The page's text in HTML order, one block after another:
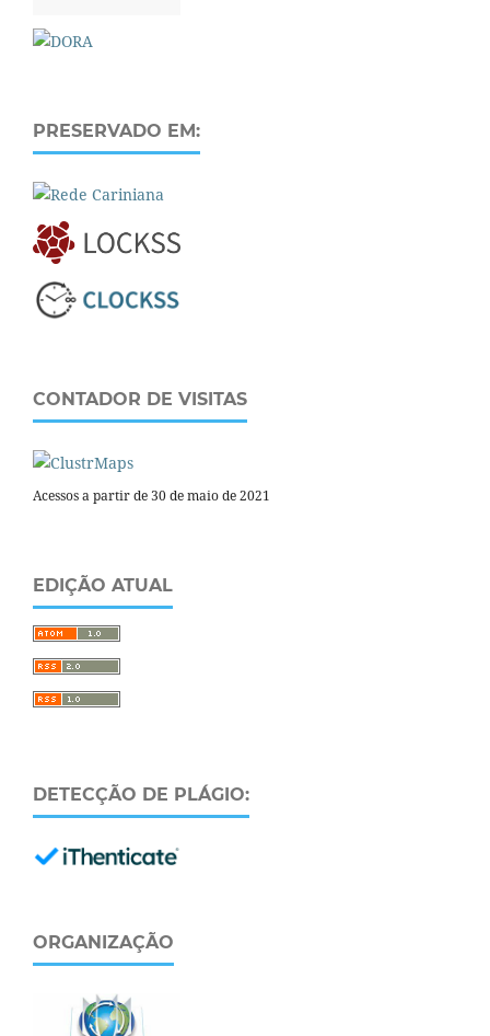
PRESERVADO EM:
CONTADOR DE VISITAS
Acessos a partir de 30 de maio de 2021
EDIÇÃO ATUAL
DETECÇÃO DE PLÁGIO:
ORGANIZAÇÃO